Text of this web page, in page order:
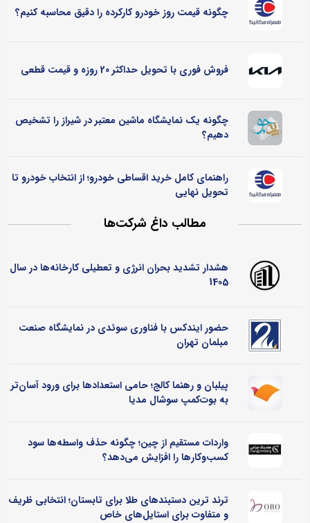
چگونه قیمت روز خودرو کارکرده را دقیق محاسبه کنیم؟
فروش فوری با تحویل حداکثر 20 روزه و قیمت قطعی
چگونه یک نمایشگاه ماشین معتبر در شیراز را تشخیص
دهیم؟
راهنمای کامل خرید اقساطی خودرو؛ از انتخاب خودرو تا
تحویل نهایی
مطالب داغ شرکت‌ها
هشدار تشدید بحران انرژی و تعطیلی کارخانه‌ها در سال
1405
حضور ایندکس با فناوری سوئدی در نمایشگاه صنعت
مبلمان تهران
پیلبان و رهنما کالج؛ حامی استعدادها برای ورود آسان‌تر
به بوت‌کمپ سوشال مدیا
واردات مستقیم از چین؛ چگونه حذف واسطه‌ها سود
کسب‌وکارها را افزایش می‌دهد؟
ترند ترین دستبندهای طلا برای تابستان؛ انتخابی ظریف
و متفاوت برای استایل‌های خاص